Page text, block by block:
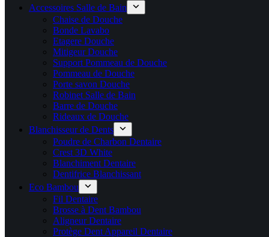
Accessoires Salle de Bain
Chaise de Douche
Bonde Lavabo
Etagere Douche
Mitigeur Douche
Support Pommeau de Douche
Pommeau de Douche
Porte savon Douche
Robinet Salle de Bain
Barre de Douche
Rideaux de Douche
Blanchisseur de Dents
Poudre de Charbon Dentaire
Crest 3D White
Blanchiment Dentaire
Dentifrice Blanchissant
Eco Bambou
Fil Dentaire
Brosse à Dent Bambou
Aligneur Dentaire
Protège Dent Appareil Dentaire